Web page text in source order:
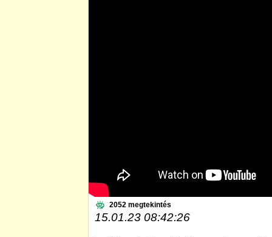
2052 megtekintés
15.01.23 08:42:26